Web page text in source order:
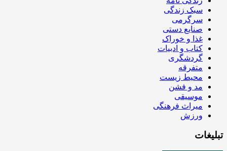
سبک زندگی
سرگرمی
صنایع دستی
غذا و خوراک
کتاب و ادبیات
گردشگری
متفرقه
محیط زیست
مد و فشن
موسیقی
میراث فرهنگی
ورزش
تبلیغات